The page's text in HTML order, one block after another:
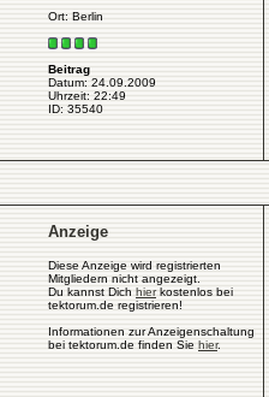
Ort: Berlin
Beitrag
Datum: 24.09.2009
Uhrzeit: 22:49
ID: 35540
Anzeige
Diese Anzeige wird registrierten
Mitgliedern nicht angezeigt.
Du kannst Dich hierkostenlos bei
tektorum.de registrieren!
Informationen zur Anzeigenschaltung
bei tektorum.de finden Sie hier.